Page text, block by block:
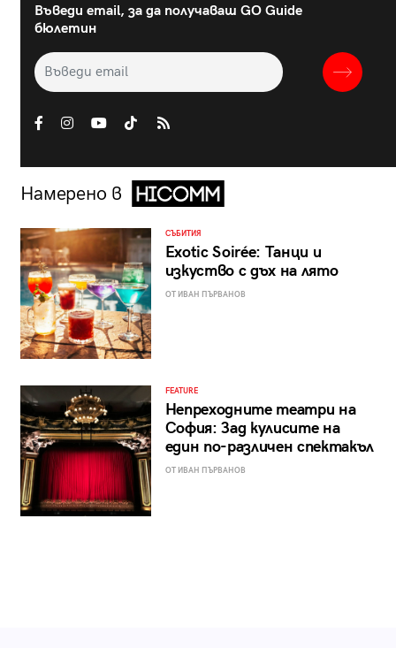
Въведи email, за да получаваш GO Guide
бюлетин
Намерено в
СЪБИТИЯ
Exotic Soirée: Танци и
изкуство с дъх на лято
ОТ ИВАН ПЪРВАНОВ
FEATURE
Непреходните театри на
София: Зад кулисите на
един по-различен спектакъл
ОТ ИВАН ПЪРВАНОВ